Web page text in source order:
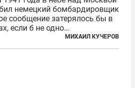
немецкий бомбардировщик
сообщение затерялось бы в
если б не одно
был один из первых в
авиации ночных таранов.
МИХАИЛ КУЧЕРОВ